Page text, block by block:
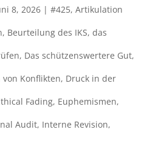
8, 2026| #425, Artikulation
, Beurteilung des IKS, das
, Das schützenswertere Gut,
von Konflikten, Druck in der
Fading, Euphemismen,
Audit, Interne Revision,